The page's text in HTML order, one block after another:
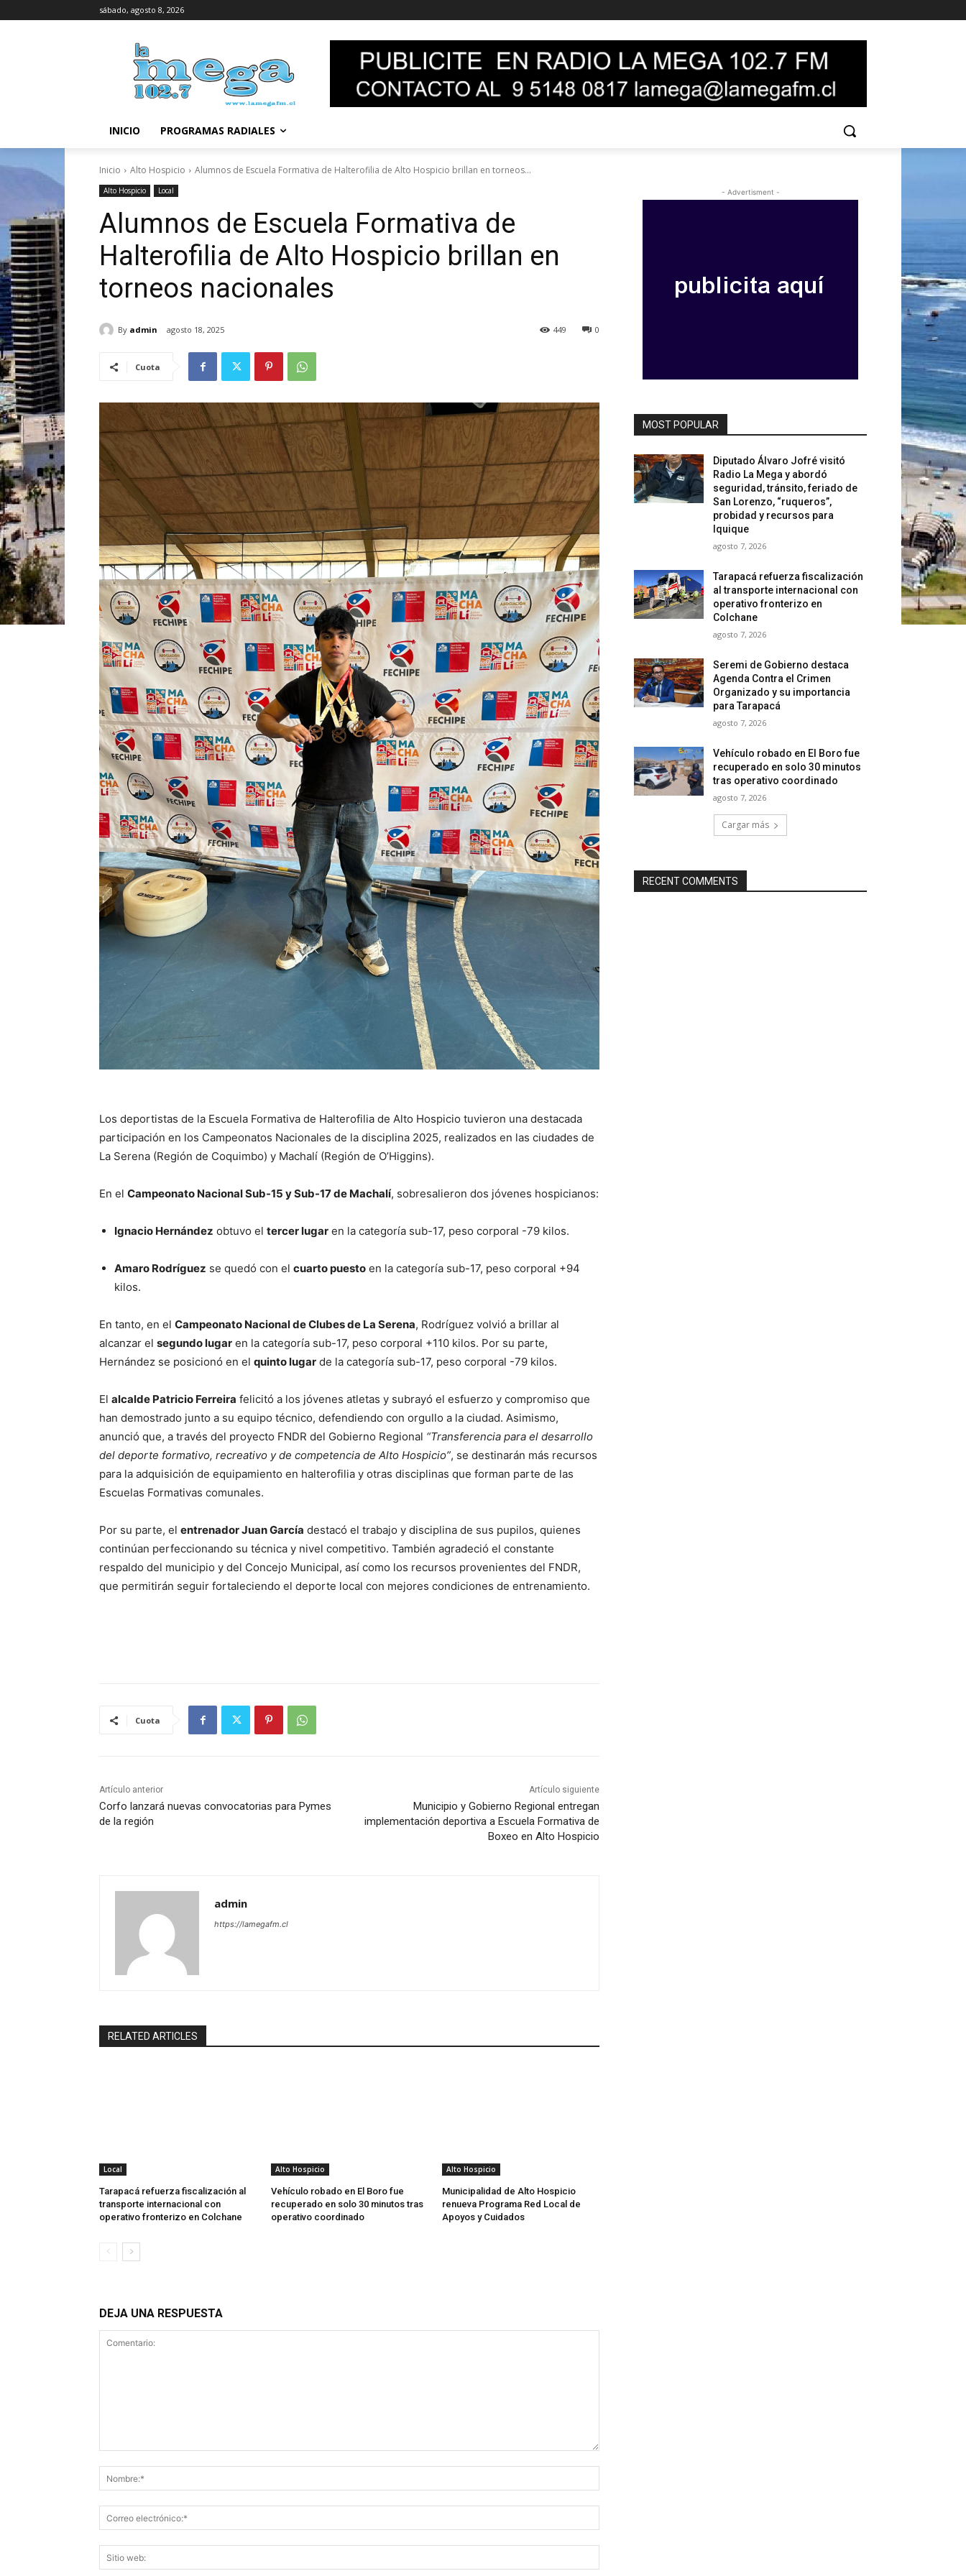
sábado, agosto 8, 2026
INICIO PROGRAMAS RADIALES
Inicio Alto Hospicio Alumnos de Escuela Formativa de Halterofilia de Alto Hospicio brillan en torneos...
Alto Hospicio Local
Alumnos de Escuela Formativa de
Halterofilia de Alto Hospicio brillan en
torneos nacionales
By admin agosto 18, 2025 0
449
Cuota
Los deportistas de la Escuela Formativa de Halterofilia de Alto Hospicio tuvieron una destacada
participación en los Campeonatos Nacionales de la disciplina 2025, realizados en las ciudades de
La Serena (Región de Coquimbo) y Machalí (Región de O’Higgins).
En el Campeonato Nacional Sub-15 y Sub-17 de Machalí, sobresalieron dos jóvenes hospicianos:
Ignacio Hernández obtuvo el tercer lugar en la categoría sub-17, peso corporal -79 kilos.
Amaro Rodríguez se quedó con el cuarto puesto en la categoría sub-17, peso corporal +94
kilos.
En tanto, en el Campeonato Nacional de Clubes de La Serena, Rodríguez volvió a brillar al
alcanzar el segundo lugar en la categoría sub-17, peso corporal +110 kilos. Por su parte,
Hernández se posicionó en el quinto lugar de la categoría sub-17, peso corporal -79 kilos.
El alcalde Patricio Ferreira felicitó a los jóvenes atletas y subrayó el esfuerzo y compromiso que
han demostrado junto a su equipo técnico, defendiendo con orgullo a la ciudad. Asimismo,
anunció que, a través del proyecto FNDR del Gobierno Regional “Transferencia para el desarrollo
del deporte formativo, recreativo y de competencia de Alto Hospicio”, se destinarán más recursos
para la adquisición de equipamiento en halterofilia y otras disciplinas que forman parte de las
Escuelas Formativas comunales.
Por su parte, el entrenador Juan García destacó el trabajo y disciplina de sus pupilos, quienes
continúan perfeccionando su técnica y nivel competitivo. También agradeció el constante
respaldo del municipio y del Concejo Municipal, así como los recursos provenientes del FNDR,
que permitirán seguir fortaleciendo el deporte local con mejores condiciones de entrenamiento.
Cuota
Artículo anterior
Corfo lanzará nuevas convocatorias para Pymes
de la región
Artículo siguiente
Municipio y Gobierno Regional entregan
implementación deportiva a Escuela Formativa de
Boxeo en Alto Hospicio
admin
https://lamegafm.cl
RELATED ARTICLES
Local
Tarapacá refuerza fiscalización al
transporte internacional con
operativo fronterizo en Colchane
Alto Hospicio
Vehículo robado en El Boro fue
recuperado en solo 30 minutos tras
operativo coordinado
Alto Hospicio
Municipalidad de Alto Hospicio
renueva Programa Red Local de
Apoyos y Cuidados
DEJA UNA RESPUESTA
electrónico:*
web:
- Advertisment -
MOST POPULAR
Diputado Álvaro Jofré visitó
Radio La Mega y abordó
seguridad, tránsito, feriado de
San Lorenzo, “ruqueros”,
probidad y recursos para
Iquique
agosto 7, 2026
Tarapacá refuerza fiscalización
al transporte internacional con
operativo fronterizo en
Colchane
agosto 7, 2026
Seremi de Gobierno destaca
Agenda Contra el Crimen
Organizado y su importancia
para Tarapacá
agosto 7, 2026
Vehículo robado en El Boro fue
recuperado en solo 30 minutos
tras operativo coordinado
agosto 7, 2026
Cargar más
RECENT COMMENTS